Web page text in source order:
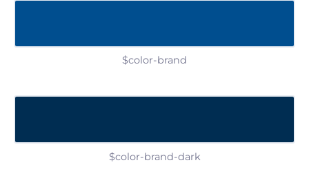
$color-brand
$color-brand-dark